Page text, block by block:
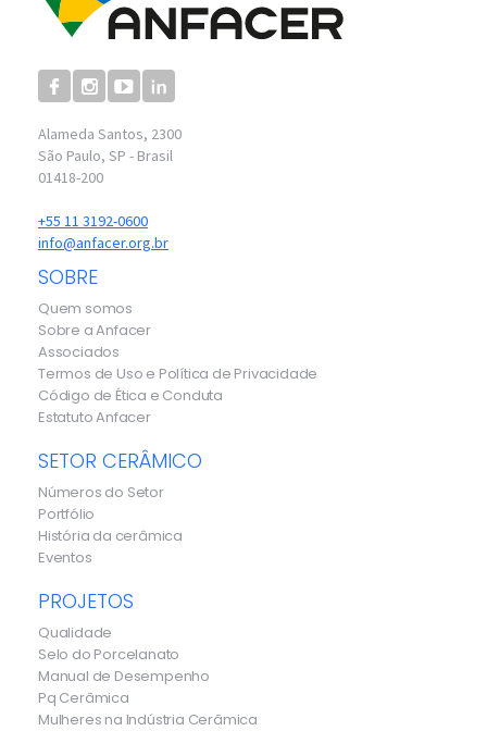
Alameda Santos, 2300
São Paulo, SP - Brasil
01418-200
+55 11 3192-0600
info@anfacer.org.br
SOBRE
Quem somos
Sobre a Anfacer
Associados
Termos de Uso e Política de Privacidade
Código de Ética e Conduta
Estatuto Anfacer
SETOR CERÂMICO
Números do Setor
Portfólio
História da cerâmica
Eventos
PROJETOS
Qualidade
Selo do Porcelanato
Manual de Desempenho
Pq Cerâmica
Mulheres na Indústria Cerâmica